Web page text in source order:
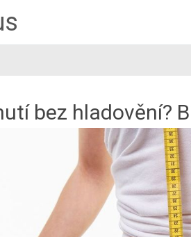
bez hladovění?